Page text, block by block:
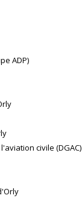
ADP)
civile (DGAC)